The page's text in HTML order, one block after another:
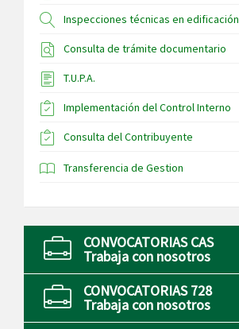
Inspecciones técnicas en edificación
Consulta de trámite documentario
T.U.P.A.
Implementación del Control Interno
Consulta del Contribuyente
Transferencia de Gestion
CONVOCATORIAS CAS
Trabaja con nosotros
CONVOCATORIAS 728
Trabaja con nosotros